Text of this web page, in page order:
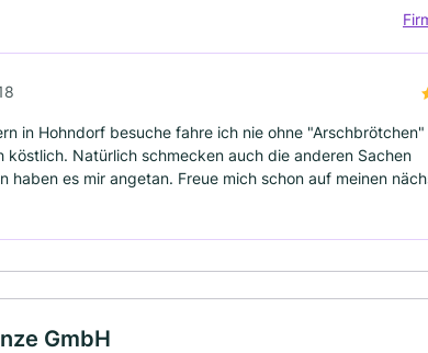
in Hohndorf besuche fahre ich nie ohne
köstlich. Natürlich schmecken auch die anderen Sachen
haben es mir angetan. Freue mich schon auf meinen
GmbH